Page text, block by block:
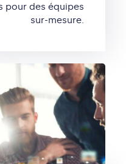
pour des équipes
sur-mesure.